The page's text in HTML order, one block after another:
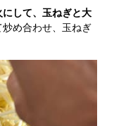
にして、玉ねぎと大
め合わせ、玉ねぎ